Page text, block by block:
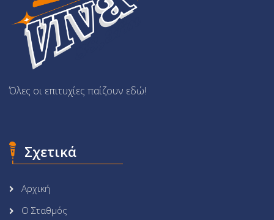
Όλες οι επιτυχίες παίζουν εδώ!
Σχετικά
Αρχική
Ο Σταθμός